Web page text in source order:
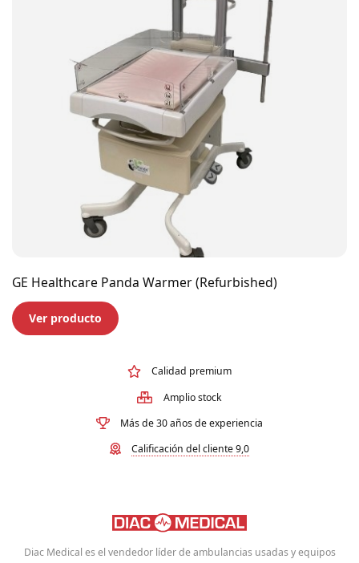
GE Healthcare Panda Warmer (Refurbished)
Ver producto
Calidad premium
Amplio stock
Más de 30 años de experiencia
Calificación del cliente 9,0
Diac Medical es el vendedor líder de ambulancias usadas y equipos